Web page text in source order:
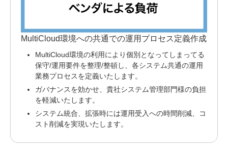
MultiCloud環境への共通での運用プロセス定義作成
MultiCloud環境の利用により個別となってしまってる
保守/運用要件を整理/整頓し、各システム共通の運用
業務プロセスを定義いたします。
ガバナンスを効かせ、貴社システム管理部門様の負担
を軽減いたします。
システム統合、拡張時には運用受入への時間削減、コ
スト削減を実現いたします。